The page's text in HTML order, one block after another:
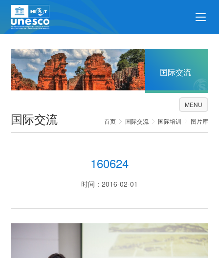
国际交流
国际交流 首页 国际交流 国际培训 图片库
MENU
160624
时间：2016-02-01